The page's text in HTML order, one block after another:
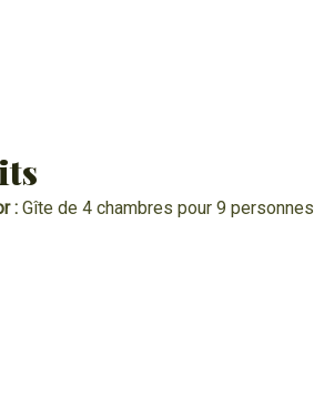
: Gîte de 4 chambres pour 9 personnes